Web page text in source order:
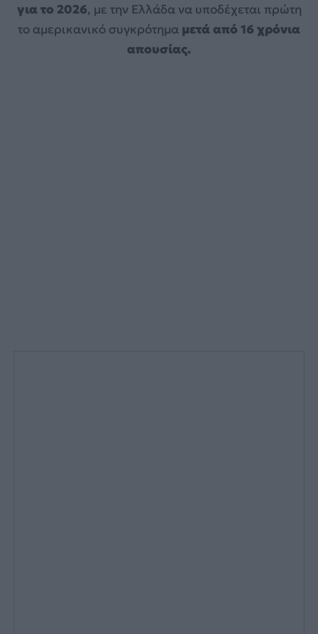
για το 2026, με την Ελλάδα να υποδέχεται πρώτη
το αμερικανικό συγκρότημα μετά από 16 χρόνια
απουσίας.